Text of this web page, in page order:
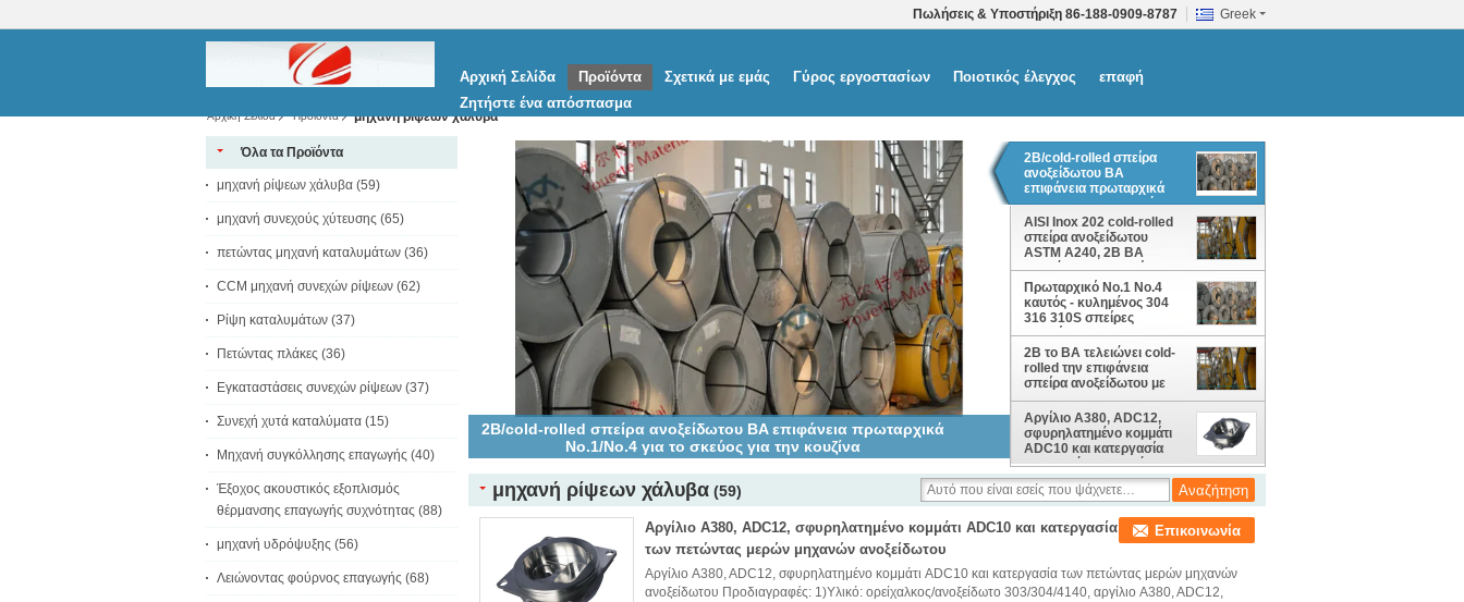
Greek
Πωλήσεις & Υποστήριξη 86-188-0909-8787
Αρχική Σελίδα Προϊόντα Σχετικά με εμάς Γύρος εργοστασίων Ποιοτικός έλεγχος
επαφή
Ζητήστε ένα απόσπασμα
Αρχική Σελίδα Προϊόντα μηχανή ρίψεων χάλυβα
Όλα τα Προϊόντα
μηχανή ρίψεων χάλυβα (59)
μηχανή συνεχούς χύτευσης (65)
πετώντας μηχανή καταλυμάτων (36)
CCM μηχανή συνεχών ρίψεων (62)
Ρίψη καταλυμάτων (37)
Πετώντας πλάκες (36)
Εγκαταστάσεις συνεχών ρίψεων (37)
Συνεχή χυτά καταλύματα (15)
Μηχανή συγκόλλησης επαγωγής (40)
Έξοχος ακουστικός εξοπλισμός
θέρμανσης επαγωγής συχνότητας (88)
μηχανή υδρόψυξης (56)
Λειώνοντας φούρνος επαγωγής (68)
AISI Inox 202 cold-rolled σπείρα ανοξείδωτου ASTM A240, 2B BA
τελειώνει την επιφάνεια
2B/cold-rolled σπείρα
ανοξείδωτου BA
επιφάνεια πρωταρχικά
No.1/No.4 για το σκεύος
για την κουζίνα
AISI Inox 202 cold-rolled
σπείρα ανοξείδωτου
ASTM A240, 2B BA
τελειώνει την επιφάνεια
Πρωταρχικό No.1 No.4
καυτός - κυλημένος 304
316 310S σπείρες
ανοξείδωτου, 2B
επιφάνεια BA για το
σκεύος για την κουζίνα
2B το BA τελειώνει cold-
rolled την επιφάνεια
σπείρα ανοξείδωτου με
AISI Inox 202, ASTM A240
Αργίλιο A380, ADC12,
σφυρηλατημένο κομμάτι
ADC10 και κατεργασία
των πετώντας μερών
μηχανών ανοξείδωτου
μηχανή ρίψεων χάλυβα (59)
Αργίλιο A380, ADC12, σφυρηλατημένο κομμάτι ADC10 και κατεργασία
των πετώντας μερών μηχανών ανοξείδωτου
Επικοινωνία
Αργίλιο A380, ADC12, σφυρηλατημένο κομμάτι ADC10 και κατεργασία των πετώντας μερών μηχανών
ανοξείδωτου Προδιαγραφές: 1)Υλικό: ορείχαλκος/ανοξείδωτο 303/304/4140, αργίλιο A380, ADC12,